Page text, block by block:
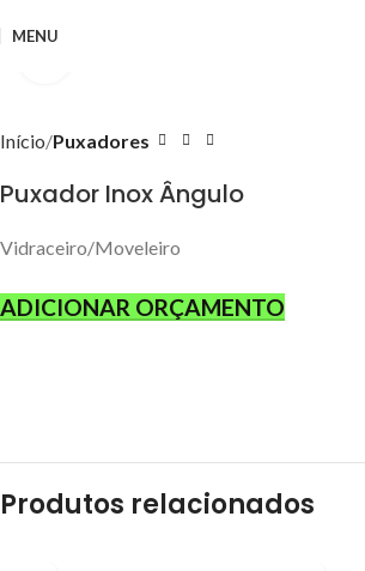
MENU
Início Puxadores
Puxador Inox Ângulo
Vidraceiro/Moveleiro
ADICIONAR ORÇAMENTO
Produtos relacionados